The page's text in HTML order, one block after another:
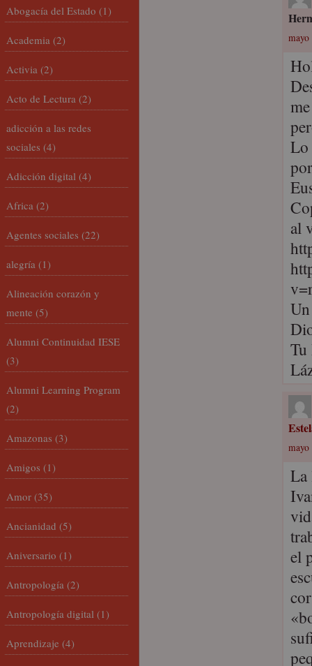
mayo
Lo
al
mayo
La
el
Abogacía del Estado (1)
Academia (2)
Activia (2)
Acto de Lectura (2)
adicción a las redes
sociales (4)
Adicción digital (4)
Africa (2)
Agentes sociales (22)
alegría (1)
Alineación corazón y
mente (5)
Alumni Continuidad IESE
(3)
Alumni Learning Program
(2)
Amazonas (3)
Amigos (1)
Amor (35)
Ancianidad (5)
Aniversario (1)
Antropología (2)
Antropología digital (1)
Aprendizaje (4)